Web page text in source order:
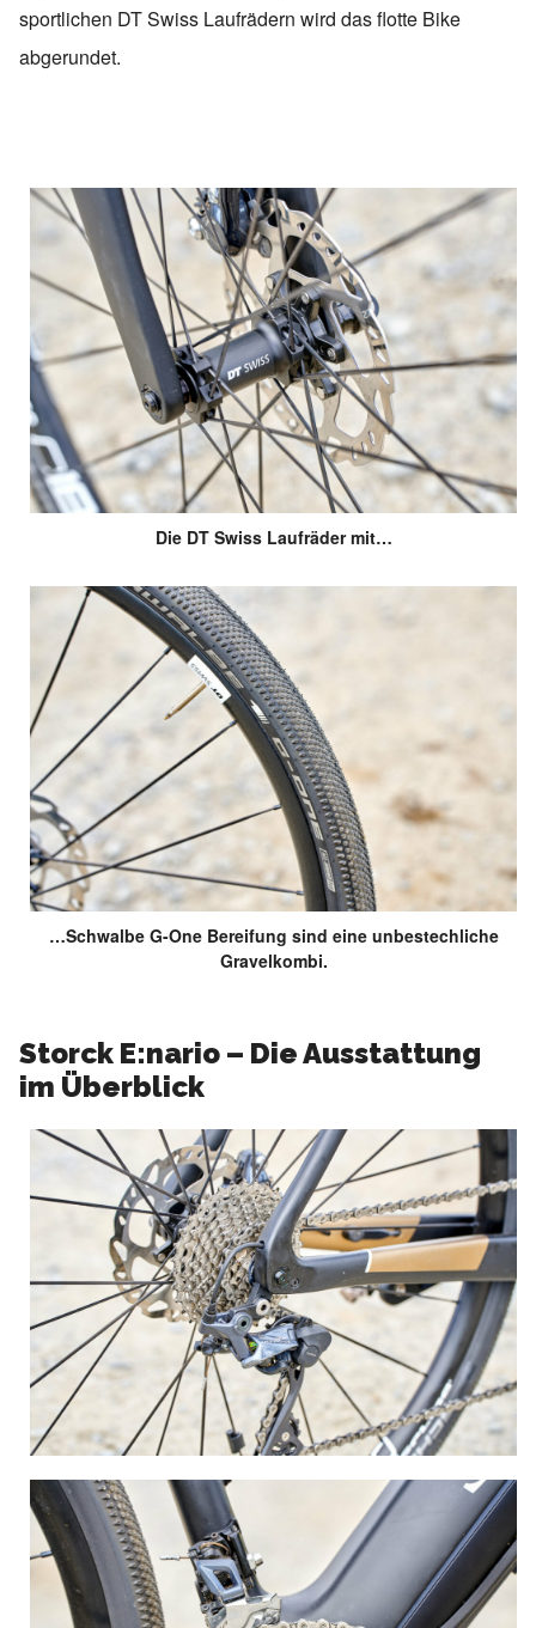
sportlichen DT Swiss Laufrädern wird das flotte Bike
abgerundet.
Die DT Swiss Laufräder mit…
…Schwalbe G-One Bereifung sind eine unbestechliche
Gravelkombi.
Storck E:nario – Die Ausstattung
im Überblick